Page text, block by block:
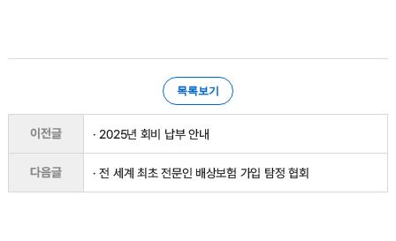
목록보기
이전글 · 2025년 회비 납부 안내
다음글 · 전 세계 최초 전문인 배상보험 가입 탐정 협회